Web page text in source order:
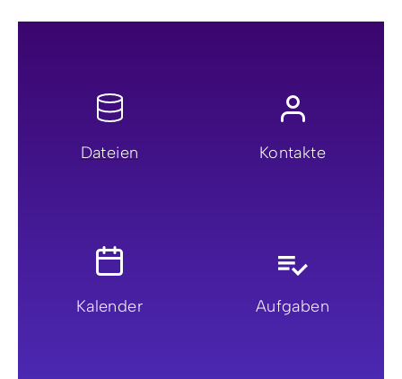
Dateien Kontakte
Kalender Aufgaben